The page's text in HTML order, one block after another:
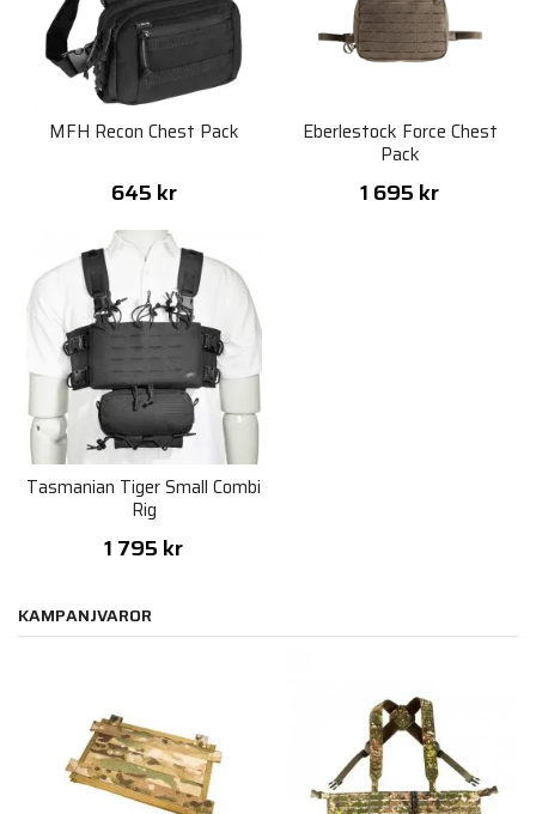
MFH Recon Chest Pack
645 kr
Eberlestock Force Chest
Pack
1 695 kr
Tasmanian Tiger Small Combi
Rig
1 795 kr
KAMPANJVAROR